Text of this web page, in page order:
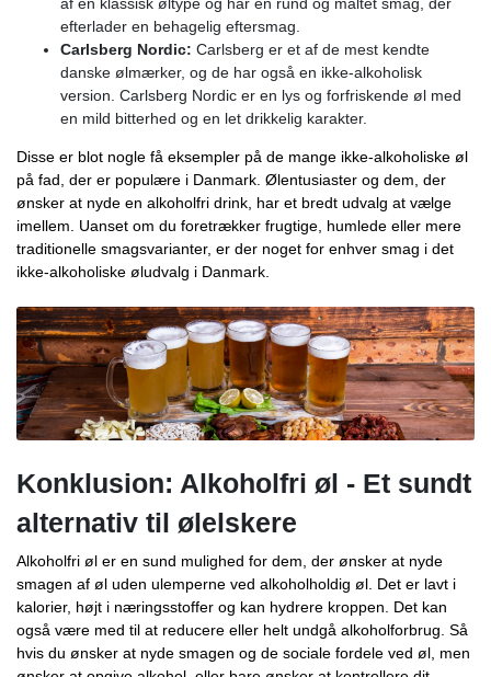
efterlader en behagelig eftersmag.
Carlsberg Nordic: Carlsberg er et af de mest kendte
danske ølmærker, og de har også en ikke-alkoholisk
version. Carlsberg Nordic er en lys og forfriskende øl med
en mild bitterhed og en let drikkelig karakter.
Disse er blot nogle få eksempler på de mange ikke-alkoholiske øl
på fad, der er populære i Danmark. Ølentusiaster og dem, der
ønsker at nyde en alkoholfri drink, har et bredt udvalg at vælge
imellem. Uanset om du foretrækker frugtige, humlede eller mere
traditionelle smagsvarianter, er der noget for enhver smag i det
ikke-alkoholiske øludvalg i Danmark.
Konklusion: Alkoholfri øl - Et sundt
alternativ til ølelskere
Alkoholfri øl er en sund mulighed for dem, der ønsker at nyde
smagen af ​​øl uden ulemperne ved alkoholholdig øl. Det er lavt i
kalorier, højt i næringsstoffer og kan hydrere kroppen. Det kan
også være med til at reducere eller helt undgå alkoholforbrug. Så
hvis du ønsker at nyde smagen og de sociale fordele ved øl, men